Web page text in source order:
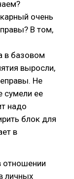
очень
В том,
в базовом
выросли,
Не
сумели ее
надо
блок для
в
отношении
личных